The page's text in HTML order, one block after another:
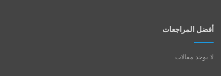
أفضل المراجعات
لا يوجد مقالات